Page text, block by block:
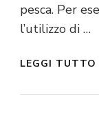
pesca. Per
l’utilizzo di …
LEGGI TUTTO